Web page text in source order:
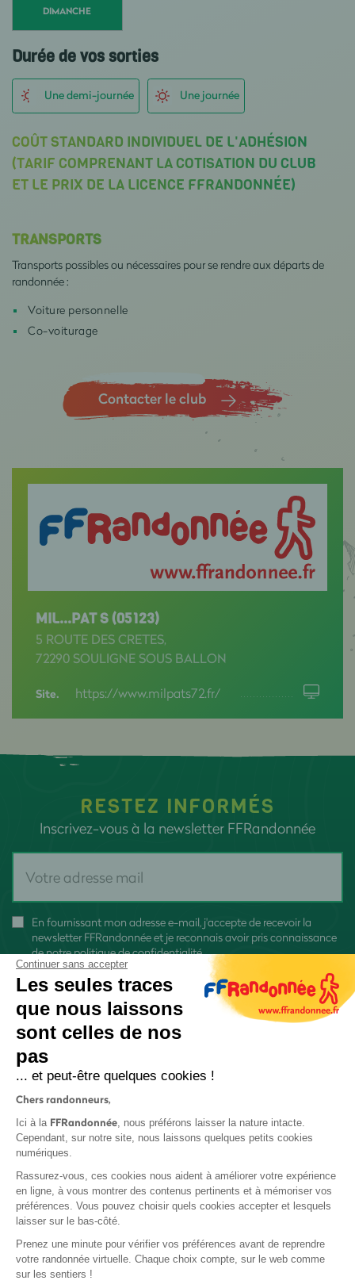
DIMANCHE
Durée de vos sorties
Une demi-journée Une journée
COÛT STANDARD INDIVIDUEL DE L'ADHÉSION
(TARIF COMPRENANT LA COTISATION DU CLUB
ET LE PRIX DE LA LICENCE FFRANDONNÉE)
TRANSPORTS
Transports possibles ou nécessaires pour se rendre aux départs de
randonnée :
Voiture personnelle
Co-voiturage
Contacter le club
MIL...PAT S (05123)
5 ROUTE DES CRETES,
72290 SOULIGNE SOUS BALLON
Site. https://www.milpats72.fr/
RESTEZ INFORMÉS
Inscrivez-vous à la newsletter FFRandonnée
En fournissant mon adresse e-mail, j'accepte de recevoir la
newsletter FFRandonnée et je reconnais avoir pris connaissance
denotre politique de confidentialité
Protection des données
Politique de confidentialité
Continuer sans accepter
Les seules traces
que nous laissons
sont celles de nos
pas
... et peut-être quelques cookies !
Chers randonneurs,
Ici à la FFRandonnée, nous préférons laisser la nature intacte.
Cependant, sur notre site, nous laissons quelques petits cookies
numériques.
Rassurez-vous, ces cookies nous aident à améliorer votre expérience
en ligne, à vous montrer des contenus pertinents et à mémoriser vos
préférences. Vous pouvez choisir quels cookies accepter et lesquels
laisser sur le bas-côté.
Prenez une minute pour vérifier vos préférences avant de reprendre
votre randonnée virtuelle. Chaque choix compte, sur le web comme
sur les sentiers !